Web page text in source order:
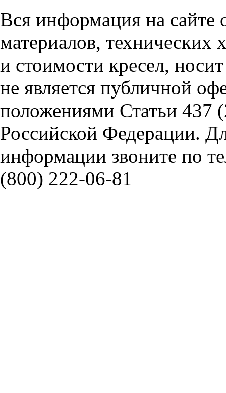
Вся информация на сайте
материалов, технических
и стоимости кресел,
не является публичной
положениями Статьи 437
Российской Федерации.
информации звоните по
(800) 222-06-81